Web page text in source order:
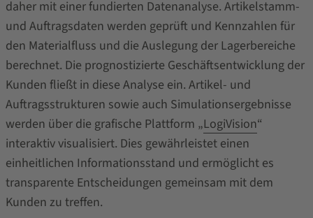
daher mit einer fundierten Datenanalyse. Artikelstamm-
und Auftragsdaten werden geprüft und Kennzahlen für
den Materialfluss und die Auslegung der Lagerbereiche
berechnet. Die prognostizierte Geschäftsentwicklung der
Kunden fließt in diese Analyse ein. Artikel- und
Auftragsstrukturen sowie auch Simulationsergebnisse
werden über die grafische Plattform „LogiVision“
interaktiv visualisiert. Dies gewährleistet einen
einheitlichen Informationsstand und ermöglicht es
transparente Entscheidungen gemeinsam mit dem
Kunden zu treffen.